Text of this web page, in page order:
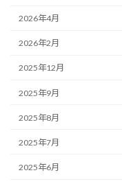
2026年4月
2026年2月
2025年12月
2025年9月
2025年8月
2025年7月
2025年6月